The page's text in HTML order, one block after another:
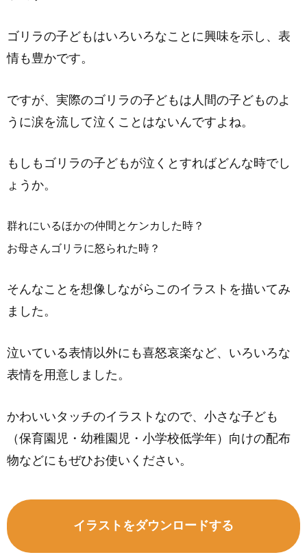
ゴリラの子どもはいろいろなことに興味を示し、表
情も豊かです。
ですが、実際のゴリラの子どもは人間の子どものよ
うに涙を流して泣くことはないんですよね。
もしもゴリラの子どもが泣くとすればどんな時でし
ょうか。
群れにいるほかの仲間とケンカした時？
お母さんゴリラに怒られた時？
そんなことを想像しながらこのイラストを描いてみ
ました。
泣いている表情以外にも喜怒哀楽など、いろいろな
表情を用意しました。
かわいいタッチのイラストなので、小さな子ども
（保育園児・幼稚園児・小学校低学年）向けの配布
物などにもぜひお使いください。
イラストをダウンロードする